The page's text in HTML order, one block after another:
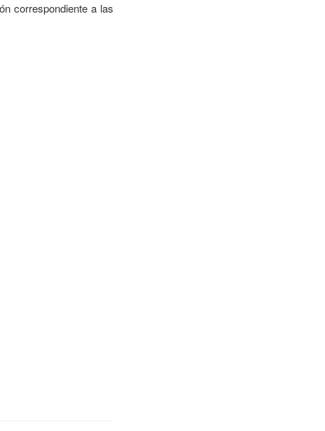
correspondiente a las